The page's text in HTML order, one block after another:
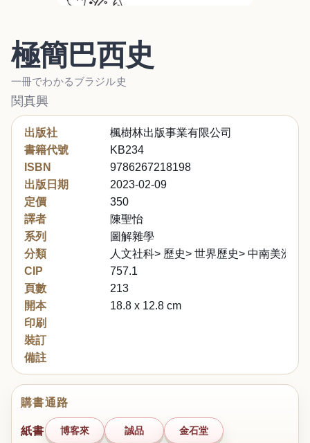
極簡巴西史
一冊でわかるブラジル史
関真興
出版社
楓樹林出版事業有限公司
書籍代號
KB234
ISBN
9786267218198
出版日期
2023-02-09
定價
350
譯者
陳聖怡
系列
圖解雜學
分類
人文社科> 歷史> 世界歷史> 中南美洲地
CIP
757.1
頁數
213
開本
18.8 x 12.8 cm
印刷
裝訂
備註
購書通路
紙書 博客來 誠品 金石堂